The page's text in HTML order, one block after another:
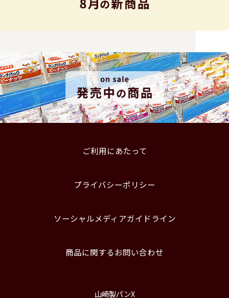
ご利用にあたって
プライバシーポリシー
ソーシャルメディアガイドライン
商品に関するお問い合わせ
山崎製パンX